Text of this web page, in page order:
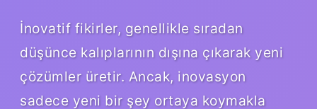
İnovatif fikirler, genellikle sıradan
düşünce kalıplarının dışına çıkarak yeni
çözümler üretir. Ancak, inovasyon
sadece yeni bir şey ortaya koymakla